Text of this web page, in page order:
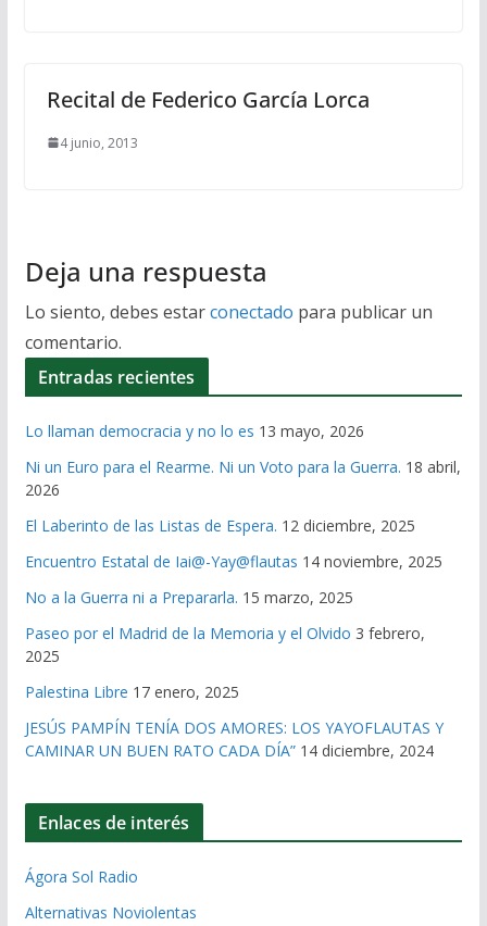
Recital de Federico García Lorca
4 junio, 2013
Deja una respuesta
Lo siento, debes estarconectado para publicar un
comentario.
Entradas recientes
Lo llaman democracia y no lo es 13 mayo, 2026
Ni un Euro para el Rearme. Ni un Voto para la Guerra. 18 abril,
2026
El Laberinto de las Listas de Espera. 12 diciembre, 2025
Encuentro Estatal de Iai@-Yay@flautas 14 noviembre, 2025
No a la Guerra ni a Prepararla. 15 marzo, 2025
Paseo por el Madrid de la Memoria y el Olvido 3 febrero,
2025
Palestina Libre 17 enero, 2025
JESÚS PAMPÍN TENÍA DOS AMORES: LOS YAYOFLAUTAS Y
CAMINAR UN BUEN RATO CADA DÍA” 14 diciembre, 2024
Enlaces de interés
Ágora Sol Radio
Alternativas Noviolentas